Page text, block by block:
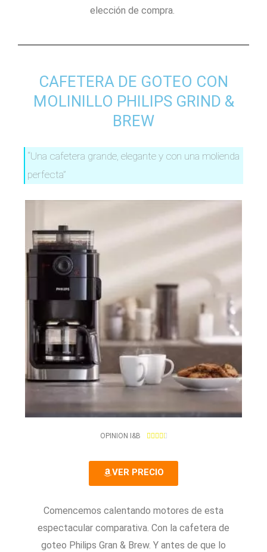
elección de compra.
CAFETERA DE GOTEO CON
MOLINILLO PHILIPS GRIND &
BREW
“Una cafetera grande, elegante y con una molienda
perfecta”
OPINION I&B 4
4
5
VER PRECIO
Comencemos calentando motores de esta
espectacular comparativa. Con la cafetera de
goteo Philips Gran & Brew. Y antes de que lo